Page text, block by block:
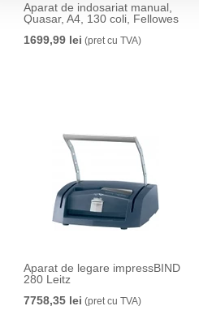
Aparat de indosariat manual,
Quasar, A4, 130 coli, Fellowes
1699,99 lei (pret cu TVA)
Aparat de legare impressBIND
280 Leitz
7758,35 lei (pret cu TVA)